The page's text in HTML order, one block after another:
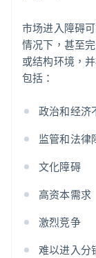
市场进入障碍
情况下，甚至
或结构环境，
包括：
政治和经济
监管和法律
文化障碍
高资本需求
激烈竞争
难以进入分